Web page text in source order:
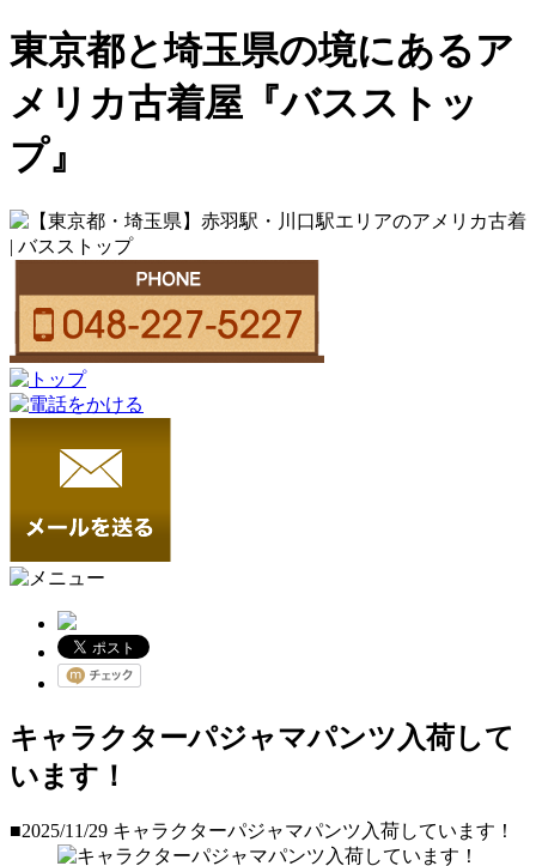
東京都と埼玉県の境にあるア
メリカ古着屋『バスストッ
プ』
キャラクターパジャマパンツ入荷して
います！
■2025/11/29 キャラクターパジャマパンツ入荷しています！